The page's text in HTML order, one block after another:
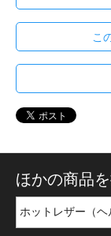
こ
ほかの商品